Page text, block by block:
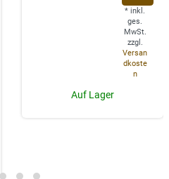
* inkl.
ges.
MwSt.
zzgl.
Versan
dkoste
n
Auf Lager